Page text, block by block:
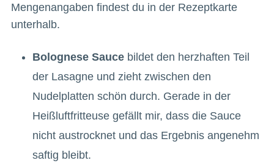
Mengenangaben findest du in der Rezeptkarte
unterhalb.
Bolognese Saucebildet den herzhaften Teil
der Lasagne und zieht zwischen den
Nudelplatten schön durch. Gerade in der
Heißluftfritteuse gefällt mir, dass die Sauce
nicht austrocknet und das Ergebnis angenehm
saftig bleibt.